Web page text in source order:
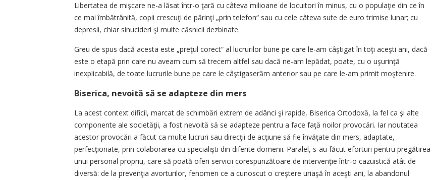
Libertatea de mişcare ne-a lăsat într-o ţară cu câteva milioane de locuitori în minus, cu o populaţie din ce în
ce mai îmbătrânită, copii crescuţi de părinţi „prin telefon“ sau cu cele câteva sute de euro trimise lunar; cu
depresii, chiar sinucideri şi multe căsnicii dezbinate.
Greu de spus dacă acesta este „preţul corect“ al lucrurilor bune pe care le-am câştigat în toţi aceşti ani, dacă
este o etapă prin care nu aveam cum să trecem altfel sau dacă ne-am lepădat, poate, cu o uşurinţă
inexplicabilă, de toate lucrurile bune pe care le câştigaserăm anterior sau pe care le-am primit moştenire.
Biserica, nevoită să se adapteze din mers
La acest context dificil, marcat de schimbări extrem de adânci şi rapide, Biserica Ortodoxă, la fel ca şi alte
componente ale societăţii, a fost nevoită să se adapteze pentru a face faţă noilor provocări. Iar noutatea
acestor provocări a făcut ca multe lucruri sau direcţii de acţiune să fie învăţate din mers, adaptate,
perfecţionate, prin colaborarea cu specialişti din diferite domenii. Paralel, s-au făcut eforturi pentru pregătirea
unui personal propriu, care să poată oferi servicii corespunzătoare de intervenţie într-o cazuistică atât de
diversă: de la prevenţia avorturilor, fenomen ce a cunoscut o creştere uriaşă în aceşti ani, la abandonul